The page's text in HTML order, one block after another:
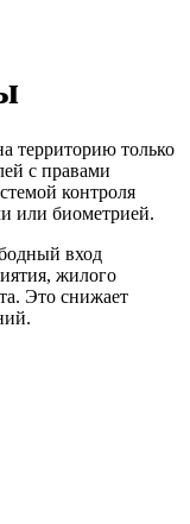
территорию только
с правами
контроля
или биометрией.
вход
жилого
Это снижает